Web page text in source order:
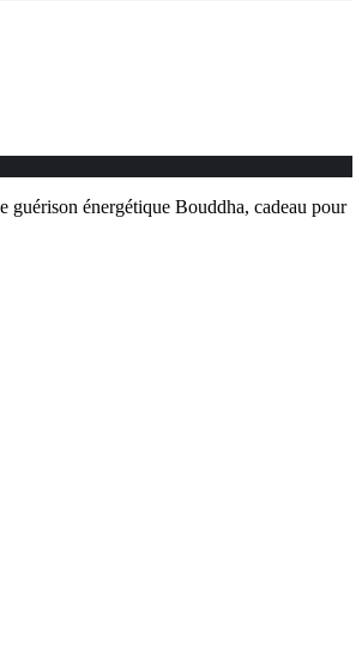
guérison énergétique Bouddha, cadeau pour